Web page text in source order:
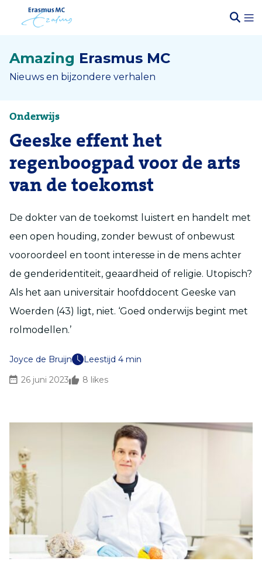
Amazing Erasmus MC
Nieuws en bijzondere verhalen
Onderwijs
Geeske effent het
regenboogpad voor de arts
van de toekomst
De dokter van de toekomst luistert en handelt met
een open houding, zonder bewust of onbewust
vooroordeel en toont interesse in de mens achter
de genderidentiteit, geaardheid of religie. Utopisch?
Als het aan universitair hoofddocent Geeske van
Woerden (43) ligt, niet. ‘Goed onderwijs begint met
rolmodellen.’
Joyce de Bruijn
Leestijd 4 min
26 juni 2023
8 likes